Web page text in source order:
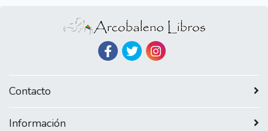
Contacto
Información